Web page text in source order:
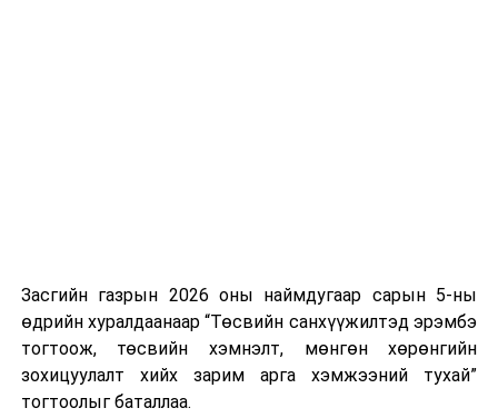
Шинэ хууль Францын зах зээлд үйлчилдэг гадаадын
дуудлагын төвүүдэд нөлөөлөхөөр байна. Тухайлбал,
Мароккогийн дуудлагын төвүүдийн орлогын 80 гаруй
хувь Францын зах зээлээс бүрддэг бөгөөд тус улсын
40–50 мянган ажлын байр эрсдэлд орж болзошгүйг
Засгийн газрын 2026 оны наймдугаар сарын 5-ны
өдрийн хуралдаанаар “Төсвийн санхүүжилтэд эрэмбэ
тогтоож, төсвийн хэмнэлт, мөнгөн хөрөнгийн
зохицуулалт хийх зарим арга хэмжээний тухай”
тогтоолыг баталлаа.